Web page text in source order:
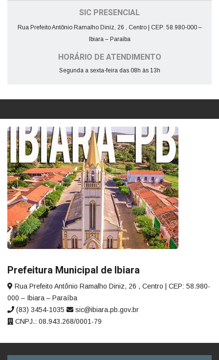
SIC PRESENCIAL
Rua Prefeito Antônio Ramalho Diniz, 26 , Centro | CEP: 58.980-000 –
Ibiara – Paraíba
HORÁRIO DE ATENDIMENTO
Segunda a sexta-feira das 08h às 13h
Prefeitura Municipal de Ibiara
Rua Prefeito Antônio Ramalho Diniz, 26 , Centro | CEP: 58.980-
000 – Ibiara – Paraíba
(83) 3454-1035
sic@ibiara.pb.gov.br
CNPJ.: 08.943.268/0001-79